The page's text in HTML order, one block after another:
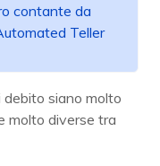
contante da
Teller
siano molto
molto diverse tra